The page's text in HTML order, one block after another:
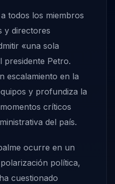
todos los miembros
y directores
«una sola
presidente Petro.
escalamiento en la
y profundiza la
críticos
del país.
ocurre en un
política,
cuestionado